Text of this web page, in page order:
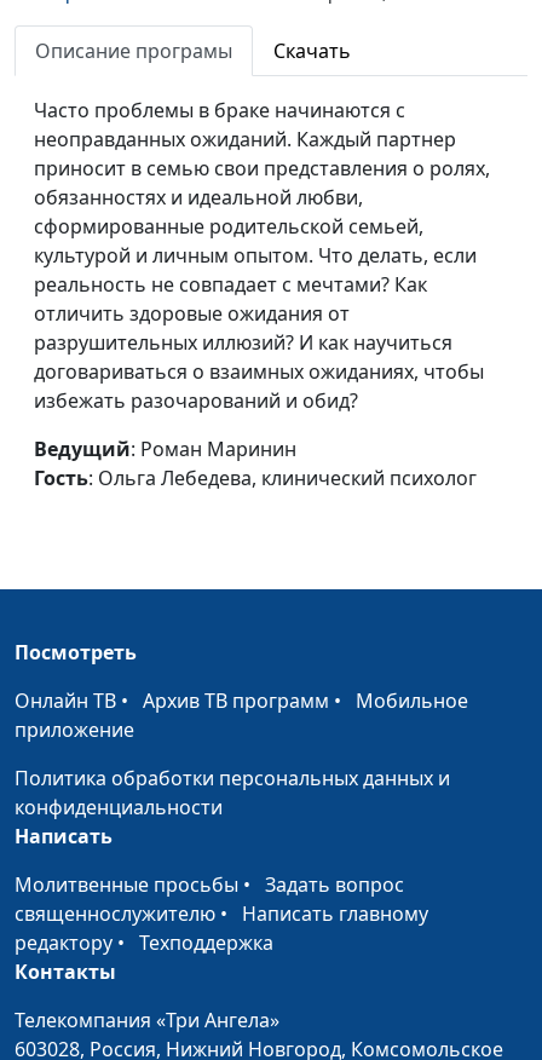
(первая часть)
Лебедева, клинический
психолог
Золотая пора брака
Лебедева, клинический
Опустевшее гнездо:
когда дети выросли
Роман Маринин, Ольга
Лебедева, клинический
психолог
Самый
благополучный
период брака:
подводные камни
Роман Маринин, Ольга
Лебедева, клинический
психолог
Рождение ребенка и
кризис в браке
Роман Маринин, Ольга
Лебедева, клинический
молодоженов
Лебедева, клинический
Как выбрать
супруга?
Лебедева, клинический
Стадии брака: зачем
о них знать?
Роман Маринин, Ольга
Интимная жизнь и
духовность
Александр Сахаров,
Людмила Верлан,
психолог, консультант по
Как поддерживать в
отношениях
Александр Сахаров,
Людмила Верлан,
Описание програмы Скачать
Часто проблемы в браке начинаются с
неоправданных ожиданий. Каждый партнер
приносит в семью свои представления о ролях,
обязанностях и идеальной любви,
сформированные родительской семьей,
культурой и личным опытом. Что делать, если
реальность не совпадает с мечтами? Как
отличить здоровые ожидания от
разрушительных иллюзий? И как научиться
договариваться о взаимных ожиданиях, чтобы
избежать разочарований и обид?
Ведущий: Роман Маринин
Гость: Ольга Лебедева, клинический психолог
Посмотреть
Онлайн ТВ • Архив ТВ программ • Мобильное
приложение
Политика обработки персональных данных и
конфиденциальности
Написать
Молитвенные просьбы • Задать вопрос
священнослужителю • Написать главному
редактору • Техподдержка
Контакты
Телекомпания «Три Ангела»
603028, Россия, Нижний Новгород, Комсомольское